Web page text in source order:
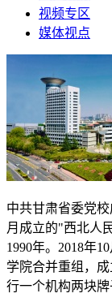
视频专区
媒体视点
中共甘肃省委党
月成立的"西北人
1990年。 2018年10
学院合并重组，
行一个机构两块牌